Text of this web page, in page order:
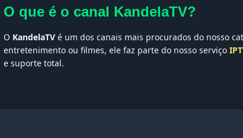
O que é o canal KandelaTV?
O KandelaTV é um dos canais mais procurados do nosso
entretenimento ou filmes, ele faz parte do nosso serviço
e suporte total.